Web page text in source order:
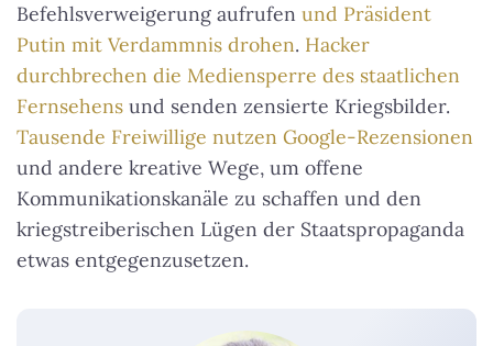
Befehlsverweigerung aufrufen und Präsident
Putin mit Verdammnis drohen. Hacker
durchbrechen die Mediensperre des staatlichen
Fernsehens und senden zensierte Kriegsbilder.
Tausende Freiwillige nutzen Google-Rezensionen
und andere kreative Wege, um offene
Kommunikationskanäle zu schaffen und den
kriegstreiberischen Lügen der Staatspropaganda
etwas entgegenzusetzen.